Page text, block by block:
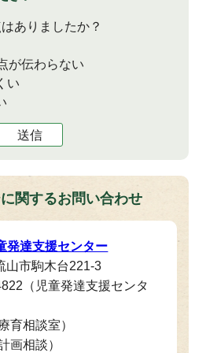
ありましたか？
が伝わらない
い
送信
関するお問い合わせ
発達支援センター
市駒木台221-3
（児童発達支援センタ
育相談室）
画相談）